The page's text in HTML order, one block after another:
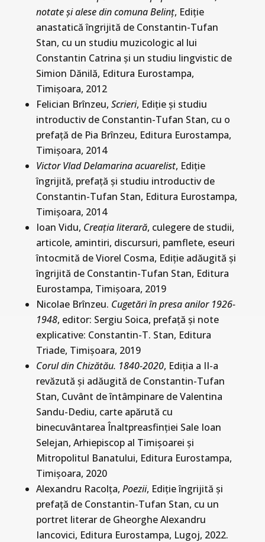
notate şi alese din comuna Belinţ, Ediţie
anastatică îngrijită de Constantin-Tufan
Stan, cu un studiu muzicologic al lui
Constantin Catrina şi un studiu lingvistic de
Simion Dănilă, Editura Eurostampa,
Timişoara, 2012
Felician Brînzeu, Scrieri, Ediţie şi studiu
introductiv de Constantin-Tufan Stan, cu o
prefaţă de Pia Brînzeu, Editura Eurostampa,
Timişoara, 2014
Victor Vlad Delamarina acuarelist, Ediţie
îngrijită, prefaţă şi studiu introductiv de
Constantin-Tufan Stan, Editura Eurostampa,
Timişoara, 2014
Ioan Vidu, Creația literară, culegere de studii,
articole, amintiri, discursuri, pamflete, eseuri
întocmită de Viorel Cosma, Ediție adăugită și
îngrijită de Constantin-Tufan Stan, Editura
Eurostampa, Timișoara, 2019
Nicolae Brînzeu. Cugetări în presa anilor 1926-
1948, editor: Sergiu Soica, prefață și note
explicative: Constantin-T. Stan, Editura
Triade, Timișoara, 2019
Corul din Chizătău. 1840-2020, Ediția a II-a
revăzută și adăugită de Constantin-Tufan
Stan, Cuvânt de întâmpinare de Valentina
Sandu-Dediu, carte apărută cu
binecuvântarea Înaltpreasfinției Sale Ioan
Selejan, Arhiepiscop al Timișoarei și
Mitropolitul Banatului, Editura Eurostampa,
Timișoara, 2020
Alexandru Racolţa, Poezii, Ediţie îngrijită şi
prefaţă de Constantin-Tufan Stan, cu un
portret literar de Gheorghe Alexandru
Iancovici, Editura Eurostampa, Lugoj, 2022.